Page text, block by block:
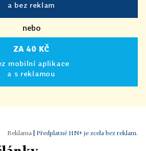
a bez reklam
nebo
ZA 40 KČ
mobilní aplikace
a s reklamou
Předplatné HN+ je zcela bez reklam.